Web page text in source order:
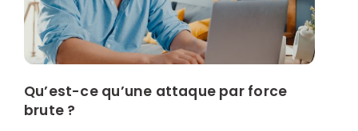
Qu’est-ce qu’une attaque par force
brute ?